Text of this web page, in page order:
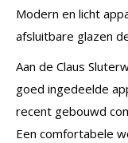
Modern en licht
afsluitbare glazen
Aan de Claus
goed ingedeelde
recent gebouwd
Een comfortabele